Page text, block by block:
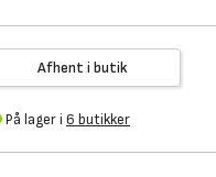
Afhent i butik
På lager i 6 butikker